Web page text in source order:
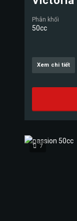
Phân khối
50cc
Xem chi tiết
7